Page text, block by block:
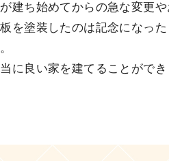
建ち始めてからの急な変更
を塗装したのは記念になっ
に良い家を建てることがで